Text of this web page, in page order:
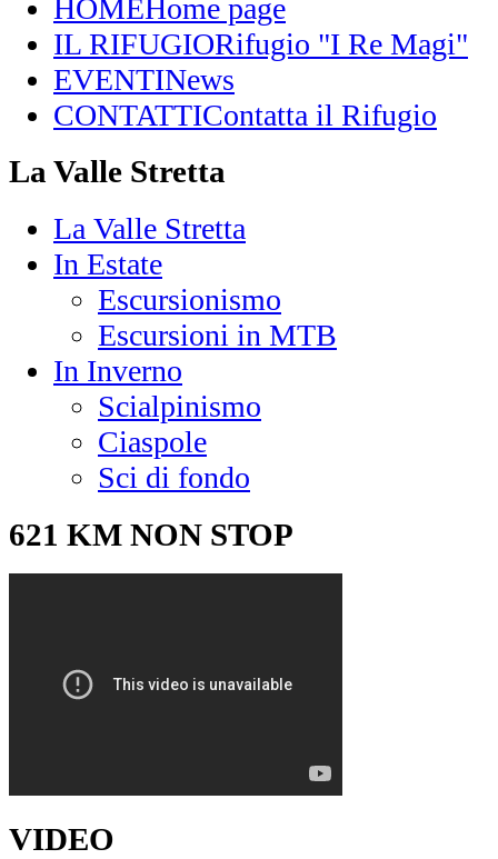
HOMEHome page
IL RIFUGIORifugio "I Re Magi"
EVENTINews
CONTATTIContatta il Rifugio
La Valle Stretta
La Valle Stretta
In Estate
Escursionismo
Escursioni in MTB
In Inverno
Scialpinismo
Ciaspole
Sci di fondo
621 KM NON STOP
VIDEO